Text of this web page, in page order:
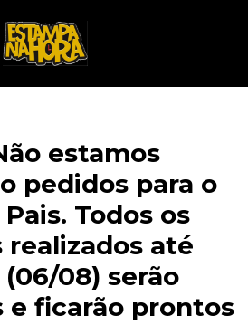
estamos
pedidos para o
Todos os
realizados até
08) serão
e ficarão prontos